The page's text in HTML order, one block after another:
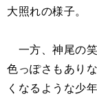
大照れの様子。
一方、神尾の
色っぽさもあり
くなるような少